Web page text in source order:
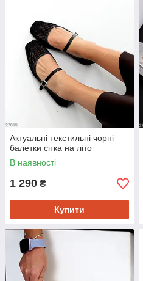
Актуальні текстильні чорні
балетки сітка на літо
В наявності
1 290 ₴
Купити